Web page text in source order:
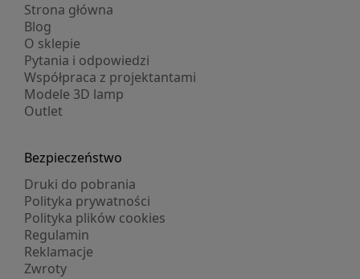
Strona główna
Blog
O sklepie
Pytania i odpowiedzi
Współpraca z projektantami
Modele 3D lamp
Outlet
Bezpieczeństwo
Druki do pobrania
Polityka prywatności
Polityka plików cookies
Regulamin
Reklamacje
Zwroty